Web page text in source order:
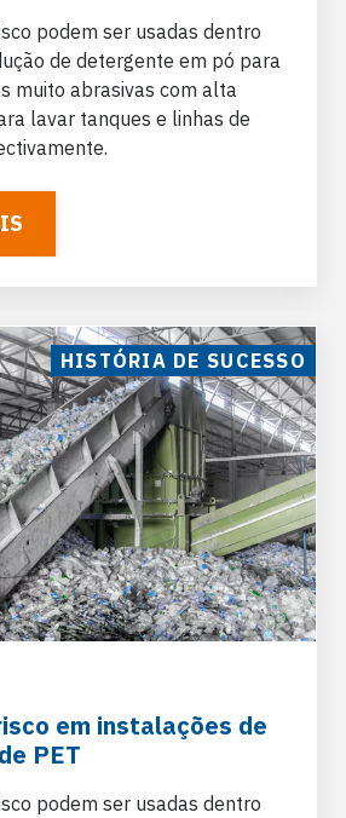
podem ser usadas dentro
de detergente em pó para
muito abrasivas com alta
lavar tanques e linhas de
HISTÓRIA DE SUCESSO
em instalações de
PET
podem ser usadas dentro